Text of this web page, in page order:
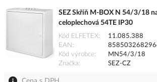
SEZ Skříň M-BOX N 54/3/18
celoplechová 54TE IP30
Kód ELFETEX
11.085.388
EAN
Kód výrobce
MN54/3/18
Značka
SEZ-CZ